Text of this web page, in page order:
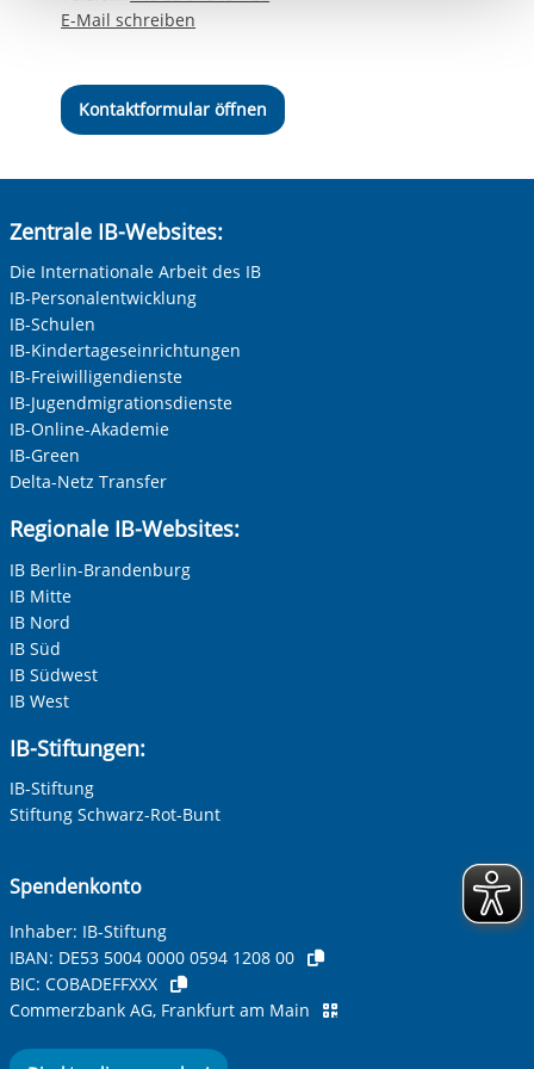
berechtigter Interessen und daher unabhängig von einer
Einwilligung.
E-Mail schreiben
Kontaktformular öffnen
Zentrale IB-Websites:
Die Internationale Arbeit des IB
IB-Personalentwicklung
IB-Schulen
IB-Kindertageseinrichtungen
IB-Freiwilligendienste
IB-Jugendmigrationsdienste
IB-Online-Akademie
IB-Green
Delta-Netz Transfer
Regionale IB-Websites:
IB Berlin-Brandenburg
IB Mitte
IB Nord
IB Süd
IB Südwest
IB West
IB-Stiftungen:
IB-Stiftung
Stiftung Schwarz-Rot-Bunt
Spendenkonto
Inhaber: IB-Stiftung
IBAN: DE53 5004 0000 0594 1208 00
BIC: COBADEFFXXX
Commerzbank AG, Frankfurt am Main